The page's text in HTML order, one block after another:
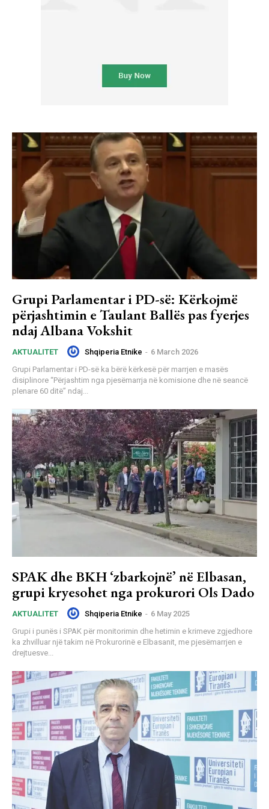
Grupi Parlamentar i PD-së: Kërkojmë
përjashtimin e Taulant Ballës pas fyerjes
ndaj Albana Vokshit
AKTUALITET Shqiperia Etnike - 6 March 2026
Grupi Parlamentar i PD-së ka bërë kërkesë për marrjen e masës
disiplinore “Përjashtim nga pjesëmarrja në komisione dhe në seancë
plenare 60 ditë” ndaj...
SPAK dhe BKH ‘zbarkojnë’ në Elbasan,
grupi kryesohet nga prokurori Ols Dado
AKTUALITET Shqiperia Etnike - 6 May 2025
Grupi i punës i SPAK për monitorimin dhe hetimin e krimeve zgjedhore
ka zhvilluar një takim në Prokurorinë e Elbasanit, me pjesëmarrjen e
drejtuesve...